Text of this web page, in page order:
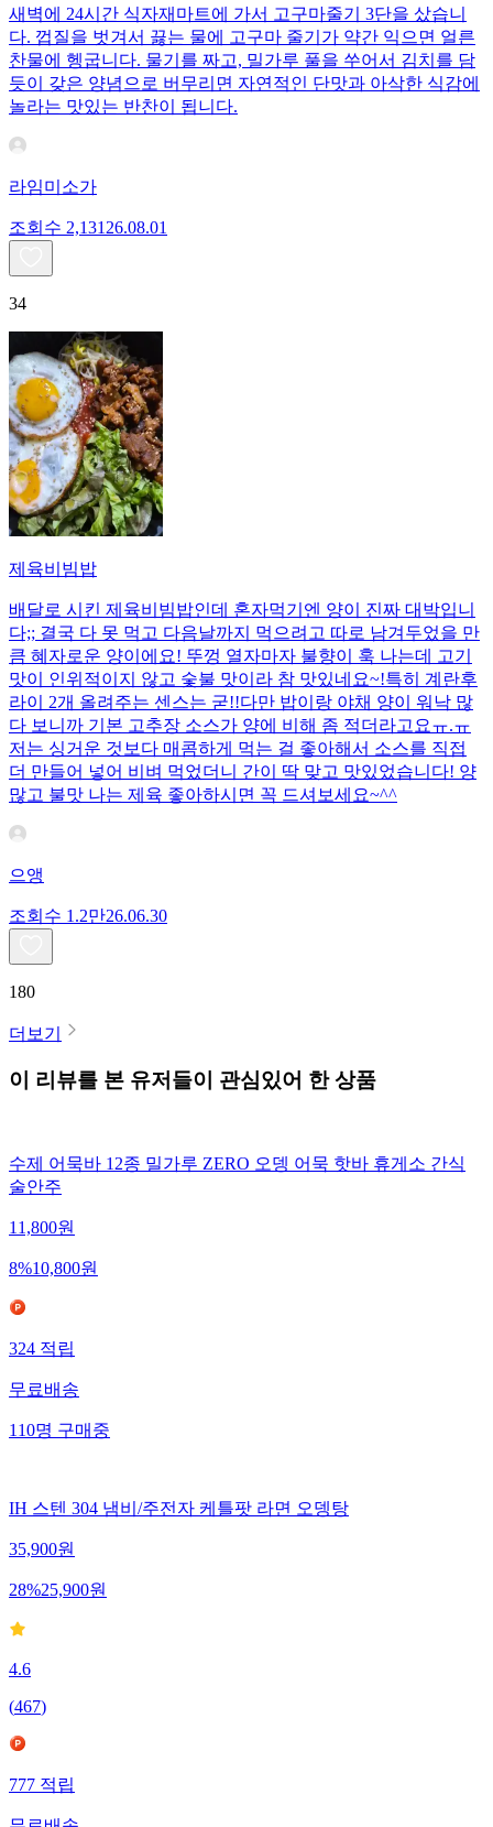
새벽에 24시간 식자재마트에 가서 고구마줄기 3단을 샀습니
다. 껍질을 벗겨서 끓는 물에 고구마 줄기가 약간 익으면 얼른
찬물에 헹굽니다. 물기를 짜고, 밀가루 풀을 쑤어서 김치를 담
듯이 갖은 양념으로 버무리면 자연적인 단맛과 아삭한 식감에
놀라는 맛있는 반찬이 됩니다.
라임미소가
조회수 2,131 26.08.01
34
제육비빔밥
배달로 시킨 제육비빔밥인데 혼자먹기엔 양이 진짜 대박입니
다;; 결국 다 못 먹고 다음날까지 먹으려고 따로 남겨두었을 만
큼 혜자로운 양이에요! 뚜껑 열자마자 불향이 훅 나는데 고기
맛이 인위적이지 않고 숯불 맛이라 참 맛있네요~!특히 계란후
라이 2개 올려주는 센스는 굳!! ​다만 밥이랑 야채 양이 워낙 많
다 보니까 기본 고추장 소스가 양에 비해 좀 적더라고요ㅠ.ㅠ
저는 싱거운 것보다 매콤하게 먹는 걸 좋아해서 소스를 직접
더 만들어 넣어 비벼 먹었더니 간이 딱 맞고 맛있었습니다! 양
많고 불맛 나는 제육 좋아하시면 꼭 드셔보세요~^^
으앵
조회수 1.2만26.06.30
180
더보기
이 리뷰를 본 유저들이 관심있어 한 상품
수제 어묵바 12종 밀가루 ZERO 오뎅 어묵 핫바 휴게소 간식
술안주
11,800원
8%10,800원
324 적립
무료배송
110명 구매중
IH 스텐 304 냄비/주전자 케틀팟 라면 오뎅탕
35,900원
28%25,900원
4.6
(467)
777적립